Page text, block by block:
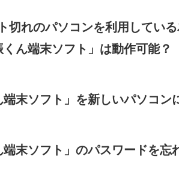
切れのパソコンを利用してい
ん端末ソフト」は動作可能？
端末ソフト」を新しいパソコ
端末ソフト」のパスワードを